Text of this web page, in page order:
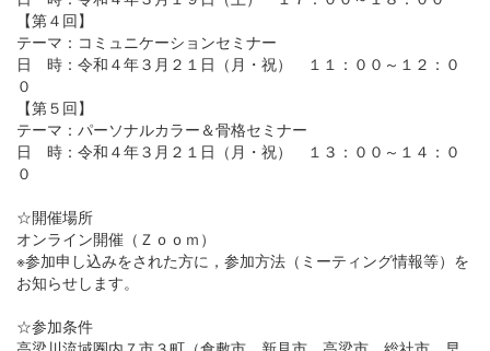
【第４回】
テーマ：コミュニケーションセミナー
日 時：令和４年３月２１日（月・祝） １１：００～１２：０
０
【第５回】
テーマ：パーソナルカラー＆骨格セミナー
日 時：令和４年３月２１日（月・祝） １３：００～１４：０
０
☆開催場所
オンライン開催（Ｚｏｏｍ）
※参加申し込みをされた方に，参加方法（ミーティング情報等）を
お知らせします。
☆参加条件